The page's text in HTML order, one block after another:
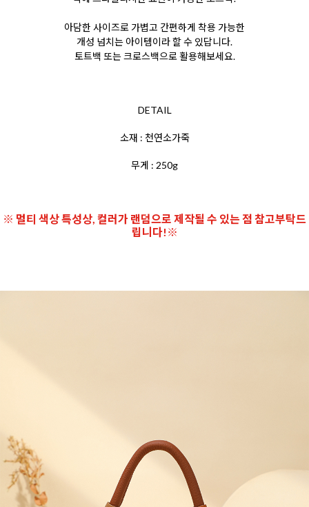
아담한 사이즈로 가볍고 간편하게 착용 가능한
개성 넘치는 아이템이라 할 수 있답니다.
토트백 또는 크로스백으로 활용해보세요.
DETAIL
소재 : 천연소가죽
무게 : 250g
※ 멀티 색상 특성상, 컬러가 랜덤으로 제작될 수 있는 점 참고부탁드
립니다!※